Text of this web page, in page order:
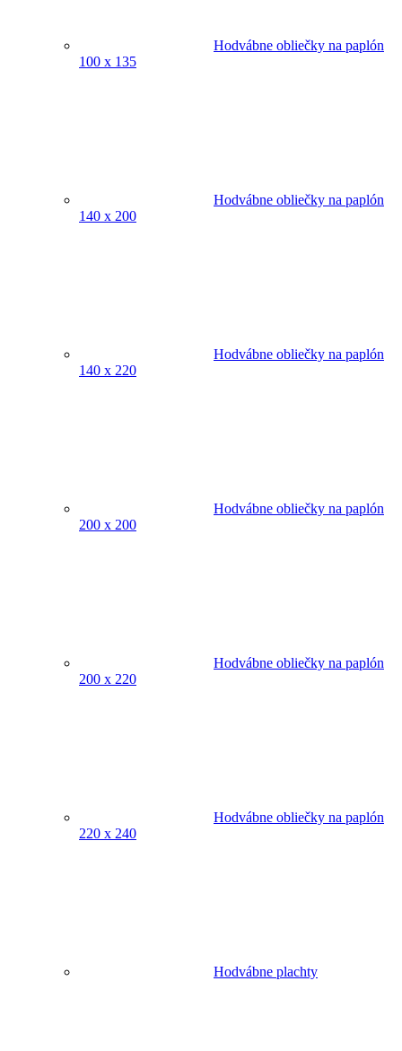
Hodvábne obliečky na paplón
100 x 135
Hodvábne obliečky na paplón
140 x 200
Hodvábne obliečky na paplón
140 x 220
Hodvábne obliečky na paplón
200 x 200
Hodvábne obliečky na paplón
200 x 220
Hodvábne obliečky na paplón
220 x 240
Hodvábne plachty